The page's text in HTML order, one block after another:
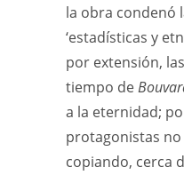
la obra condenó
‘estadísticas y
por extensión,
tiempo de
a la eternidad;
protagonistas
copiando, cerca